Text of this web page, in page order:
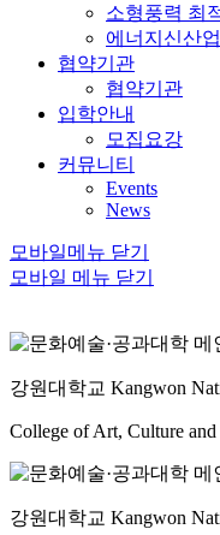
소형풍력 최
에너지신산
협약기관
협약기관
입학안내
모집요강
커뮤니티
Events
News
모바일메뉴 닫기
모바일 메뉴 닫기
강원대학교 Kangwon
College of Art, Culture
강원대학교 Kangwon